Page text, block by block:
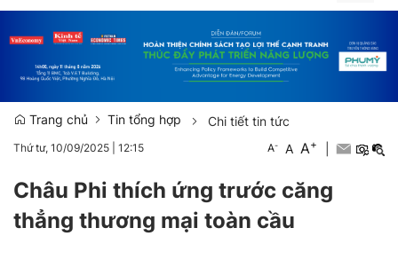
Trang chủ Tin tổng hợp Chi tiết tin tức
Thứ tư, 10/09/2025 12:15 A- A A+
Châu Phi thích ứng trước căng
thẳng thương mại toàn cầu